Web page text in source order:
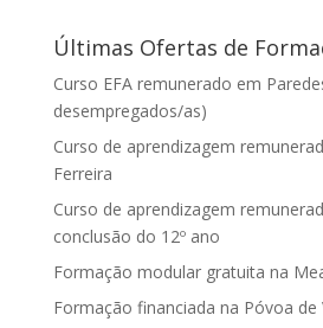
Últimas Ofertas de
Curso EFA remunerado em
desempregados/as)
Curso de aprendizagem
Ferreira
Curso de aprendizagem
conclusão do 12º ano
Formação modular gratuita na
Formação financiada na Póvoa de